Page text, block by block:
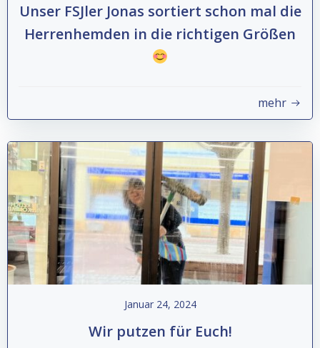
Unser FSJler Jonas sortiert schon mal die
Herrenhemden in die richtigen Größen
mehr
Januar 24, 2024
Wir putzen für Euch!